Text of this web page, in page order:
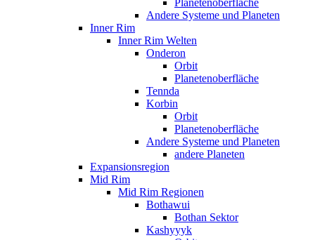
Andere Systeme und Planeten
Inner Rim
Inner Rim Welten
Onderon
Orbit
Planetenoberfläche
Tennda
Korbin
Orbit
Planetenoberfläche
Andere Systeme und Planeten
andere Planeten
Expansionsregion
Mid Rim
Mid Rim Regionen
Bothawui
Bothan Sektor
Kashyyyk